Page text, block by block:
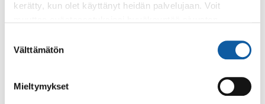
kerätty, kun olet käyttänyt heidän palvelujaan. Voit
valinta
Välttämätön
Mieltymykset
Palaute